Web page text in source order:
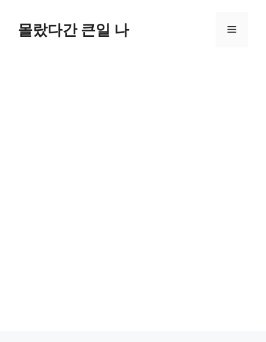
몰랐다간 큰일 나 메